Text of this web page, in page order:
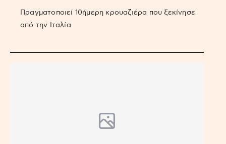
Πραγματοποιεί 10ήμερη κρουαζιέρα που ξεκίνησε
από την Ιταλία